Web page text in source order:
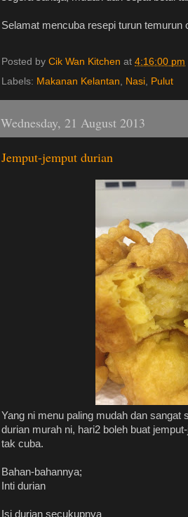
Selamat mencuba resepi turun temurun
Posted by Cik Wan Kitchen at 4:16:00 pm
Labels: Makanan Kelantan, Nasi, Pulut
Wednesday, 21 August 2013
Jemput-jemput durian
Yang ni menu paling mudah dan sangat
durian murah ni, hari2 boleh buat
tak cuba.
Bahan-bahannya;
Inti durian
Isi durian secukupnya